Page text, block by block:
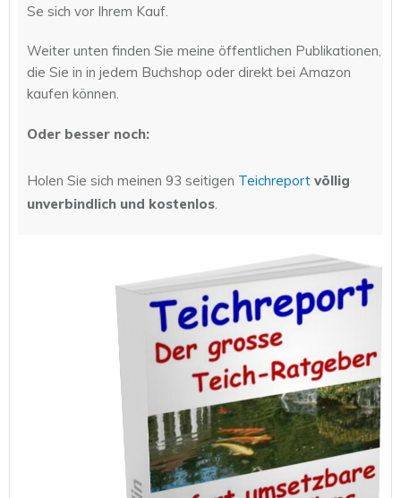
Se sich vor Ihrem Kauf.
Weiter unten finden Sie meine öffentlichen Publikationen,
die Sie in in jedem Buchshop oder direkt bei Amazon
kaufen können.
Oder besser noch:
Holen Sie sich meinen 93 seitigen Teichreport völlig
unverbindlich und kostenlos